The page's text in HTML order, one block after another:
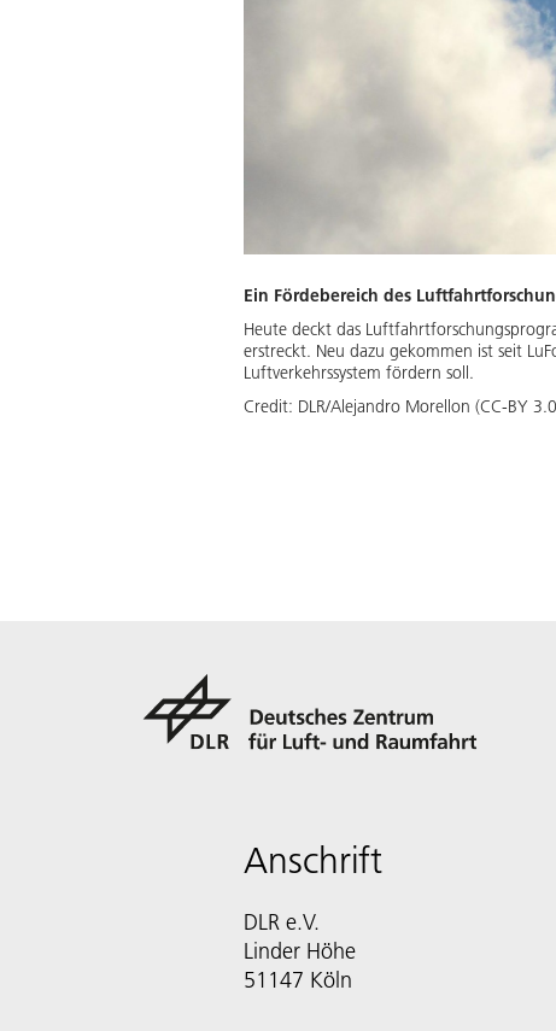
Ein Fördebereich des
Heute deckt das
erstreckt. Neu dazu gekommen ist seit
Luftverkehrssystem fördern soll.
Credit: DLR/Alejandro Morellon (CC-BY
Anschrift
DLR e.V.
Linder Höhe
51147 Köln